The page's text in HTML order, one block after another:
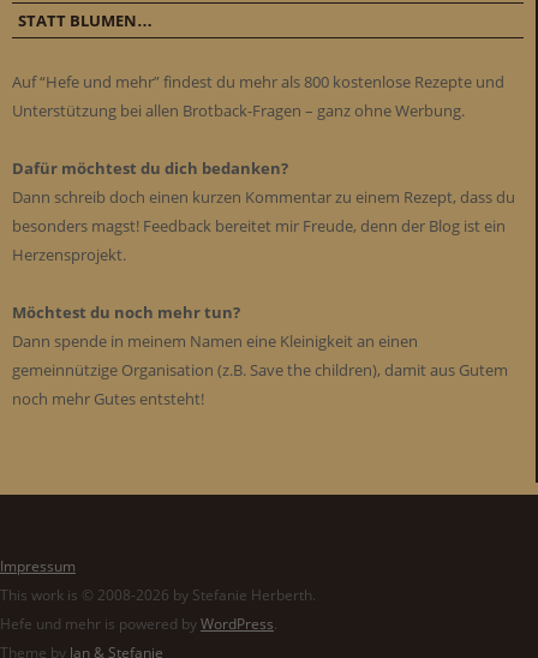
STATT BLUMEN…
Auf “Hefe und mehr” findest du mehr als 800 kostenlose Rezepte und
Unterstützung bei allen Brotback-Fragen – ganz ohne Werbung.
Dafür möchtest du dich bedanken?
Dann schreib doch einen kurzen Kommentar zu einem Rezept, dass du
besonders magst! Feedback bereitet mir Freude, denn der Blog ist ein
Herzensprojekt.
Möchtest du noch mehr tun?
Dann spende in meinem Namen eine Kleinigkeit an einen
gemeinnützige Organisation (z.B. Save the children), damit aus Gutem
noch mehr Gutes entsteht!
Impressum
This work is © 2008-2026 by Stefanie Herberth.
Hefe und mehr is powered byWordPress.
Theme by Jan & Stefanie